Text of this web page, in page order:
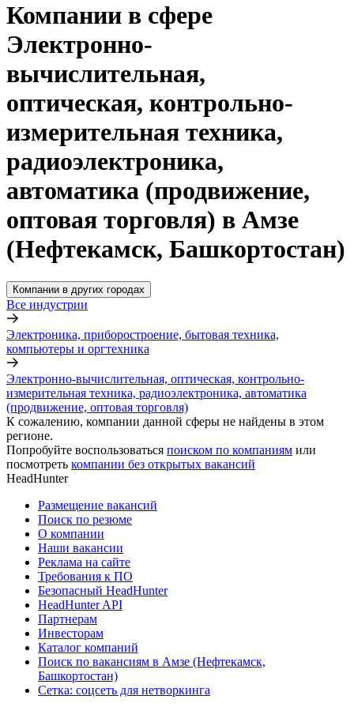
Компании в сфере
Электронно-
вычислительная,
оптическая, контрольно-
измерительная техника,
радиоэлектроника,
автоматика (продвижение,
оптовая торговля) в Амзе
(Нефтекамск, Башкортостан)
Компании в других городах
Все индустрии
Электроника, приборостроение, бытовая техника,
компьютеры и оргтехника
Электронно-вычислительная, оптическая, контрольно-
измерительная техника, радиоэлектроника, автоматика
(продвижение, оптовая торговля)
К сожалению, компании данной сферы не найдены в этом
регионе.
Попробуйте воспользоваться поиском по компаниям или
посмотреть компании без открытых вакансий
HeadHunter
Размещение вакансий
Поиск по резюме
О компании
Наши вакансии
Реклама на сайте
Требования к ПО
Безопасный HeadHunter
HeadHunter API
Партнерам
Инвесторам
Каталог компаний
Поиск по вакансиям в Амзе (Нефтекамск,
Башкортостан)
Сетка: соцсеть для нетворкинга